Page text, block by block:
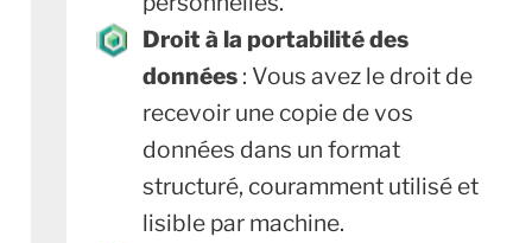
Droit à la portabilité des
données: Vous avez le droit de
recevoir une copie de vos
données dans un format
structuré, couramment utilisé et
lisible par machine.